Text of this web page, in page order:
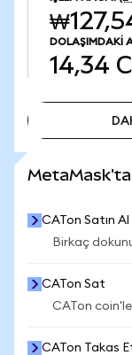
DOLAŞIMDAKI
14,34
MetaMask'ta
CATon Satın Al
Birkaç
CATon Sat
CATon
CATon Takas